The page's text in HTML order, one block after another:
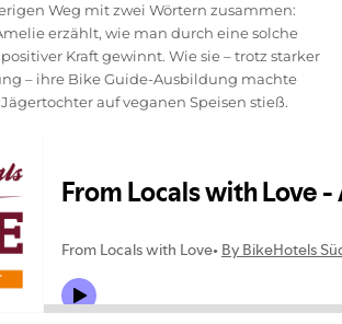
Weg mit zwei Wörtern zusammen:
erzählt, wie man durch eine solche
Kraft gewinnt. Wie sie – trotz starker
– ihre Bike Guide-Ausbildung machte
auf veganen Speisen stieß.